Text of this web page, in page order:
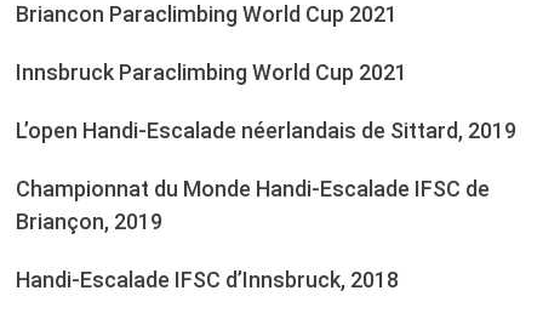
Briancon Paraclimbing World Cup 2021
Innsbruck Paraclimbing World Cup 2021
L’open Handi-Escalade néerlandais de Sittard, 2019
Championnat du Monde Handi-Escalade IFSC de
Briançon, 2019
Handi-Escalade IFSC d’Innsbruck, 2018